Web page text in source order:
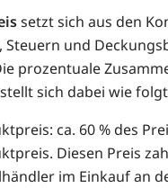
setzt sich aus den
Steuern und
prozentuale
stellt sich dabei wie
ca. 60 % des
Diesen Preis
im Einkauf an